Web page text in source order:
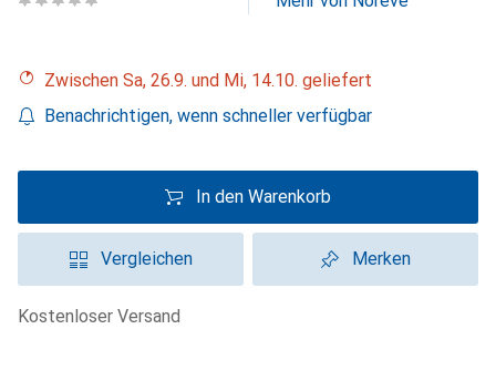
Zwischen Sa, 26.9. und Mi, 14.10. geliefert
Benachrichtigen, wenn schneller verfügbar
In den Warenkorb
Vergleichen Merken
kostenloser Versand